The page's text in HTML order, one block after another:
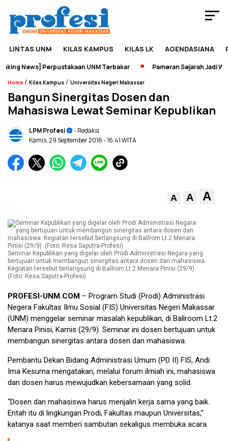
LINTAS UNM KILAS KAMPUS KILAS LK AGENDASIANA
News] Perpustakaan UNM Terbakar Pameran Sejarah Jadi
Home / Kilas Kampus / Universitas Negeri Makassar
Bangun Sinergitas Dosen dan
Mahasiswa Lewat Seminar Kepublikan
LPM Profesi
- Redaksi
Kamis, 29 September 2016- 16:41 WITA
A A A
Seminar Kepublikan yang digelar oleh Prodi Administrasi Negara yang
bertujuan untuk membangun sinergitas antara dosen dan mahasiswa.
Kegiatan tersebut berlangsung di Ballrom Lt.2 Menara Pinisi (29/9).
(Foto: Resa Saputra-Profesi)
PROFESI-UNM.COM – Program Studi (Prodi) Administrasi
Negera Fakultas Ilmu Sosial (FIS) Universitas Negeri Makassar
(UNM) menggelar seminar masalah kepublikan, di Ballroom Lt.2
Menara Pinisi, Kamis (29/9). Seminar ini dosen bertujuan untuk
membangun sinergitas antara dosen dan mahasiswa.
Pembantu Dekan Bidang Administrasi Umum (PD II) FIS, Andi
Ima Kesuma mengatakan, melalui forum ilmiah ini, mahasiswa
dan dosen harus mewujudkan kebersamaan yang solid.
“Dosen dan mahasiswa harus menjalin kerja sama yang baik.
Entah itu di lingkungan Prodi, Fakultas maupun Universitas,”
katanya saat memberi sambutan sekaligus membuka acara.